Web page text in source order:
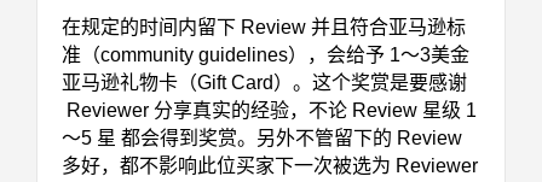
在规定的时间内留下 Review 并且符合亚马逊标
准（community guidelines），会给予 1～3美金
亚马逊礼物卡（Gift Card）。这个奖赏是要感谢
Reviewer 分享真实的经验，不论 Review 星级 1
～5 星 都会得到奖赏。另外不管留下的 Review
多好，都不影响此位买家下一次被选为 Reviewer